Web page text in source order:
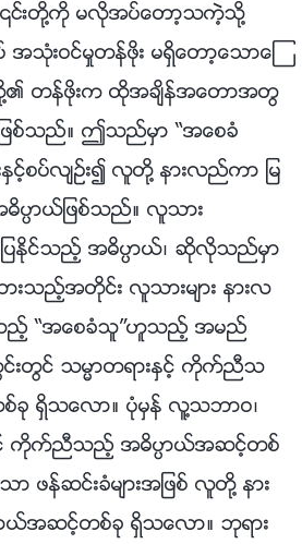
တို႔ကို မလိုအပ္ေတာ့သကဲ့သို႔
သုံးဝင္မႈတန္ဖိုး မရွိေတာ့ေသာေၾ
၏ တန္ဖိုးက ထိုအခ်ိန္အေတာအတြ
ပီျဖစ္သည္။ ဤသည္မွာ “အေစခံ
စပ္လ်ဥ္း၍ လူတို႔ နားလည္ကာ ျမ
ၸာယ္ျဖစ္သည္။ လူသား
ပႏိုင္သည့္ အဓိပၸာယ္၊ ဆိုလိုသည္မွာ
းသည့္အတိုင္း လူသားမ်ား နားလ
ည့္ “အေစခံသူ”ဟူသည့္ အမည္
းတြင္ သမၼာတရားႏွင့္ ကိုက္ညီသ
ရွိသေလာ။ ပုံမွန္ လူ႔သဘာဝ၊
င့္ ကိုက္ညီသည့္ အဓိပၸာယ္အဆင့္တစ္
ဖန္ဆင္းခံမ်ားအျဖစ္ လူတို႔ နား
အဆင့္တစ္ခု ရွိသေလာ။ ဘုရား